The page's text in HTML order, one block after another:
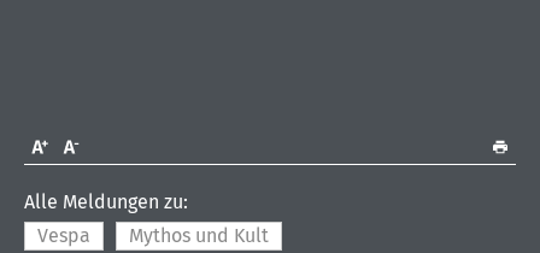
Alle Meldungen zu:
Vespa
Mythos und Kult